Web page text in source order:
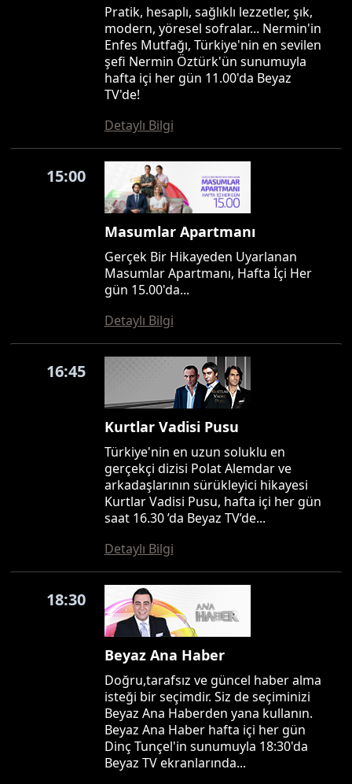
Pratik, hesaplı, sağlıklı lezzetler, şık,
modern, yöresel sofralar... Nermin'in
Enfes Mutfağı, Türkiye'nin en sevilen
şefi Nermin Öztürk'ün sunumuyla
hafta içi her gün 11.00'da Beyaz
TV'de!
Detaylı Bilgi
15:00
Masumlar Apartmanı
Gerçek Bir Hikayeden Uyarlanan
Masumlar Apartmanı, Hafta İçi Her
gün 15.00'da...
Detaylı Bilgi
16:45
Kurtlar Vadisi Pusu
Türkiye'nin en uzun soluklu en
gerçekçi dizisi Polat Alemdar ve
arkadaşlarının sürükleyici hikayesi
Kurtlar Vadisi Pusu, hafta içi her gün
saat 16.30 ’da Beyaz TV’de...
Detaylı Bilgi
18:30
Beyaz Ana Haber
Doğru,tarafsız ve güncel haber alma
isteği bir seçimdir. Siz de seçiminizi
Beyaz Ana Haberden yana kullanın.
Beyaz Ana Haber hafta içi her gün
Dinç Tunçel'in sunumuyla 18:30'da
Beyaz TV ekranlarında...